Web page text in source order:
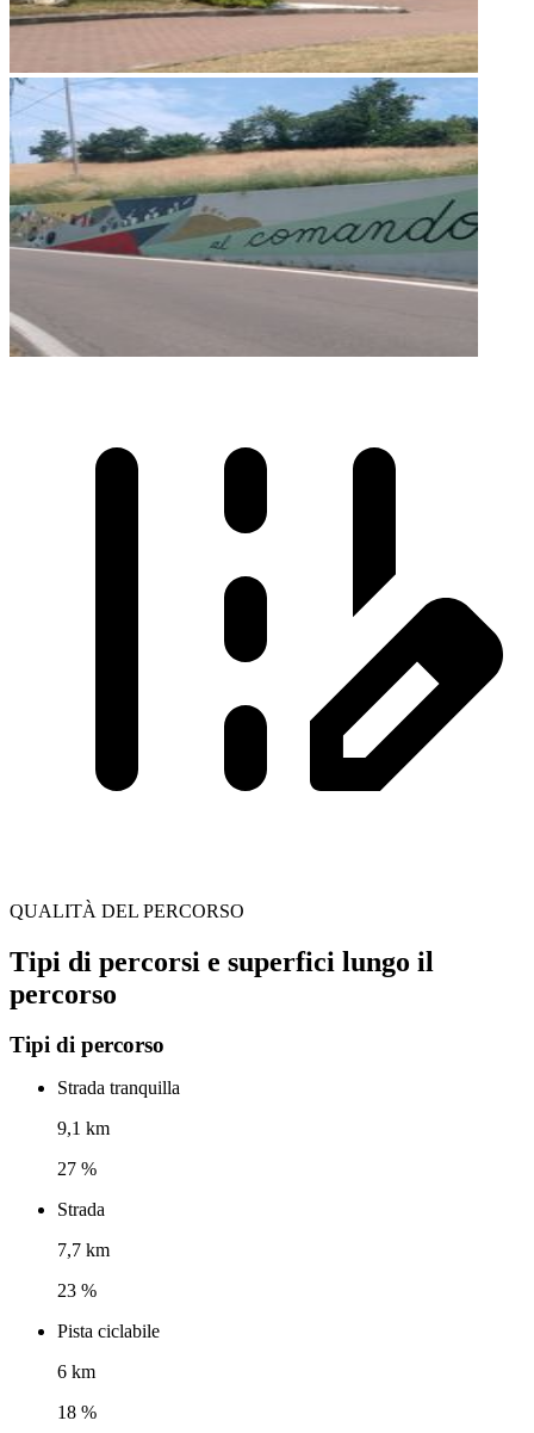
QUALITÀ DEL PERCORSO
Tipi di percorsi e superfici lungo il
percorso
Tipi di percorso
Strada tranquilla
9,1 km
27 %
Strada
7,7 km
23 %
Pista ciclabile
6 km
18 %